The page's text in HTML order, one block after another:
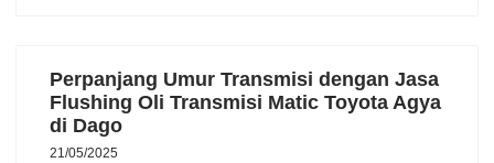
Perpanjang Umur Transmisi dengan Jasa
Flushing Oli Transmisi Matic Toyota Agya
di Dago
21/05/2025